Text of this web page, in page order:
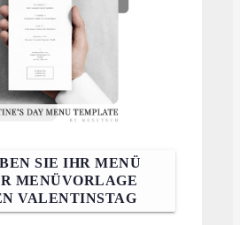
SIE IHR MENÜ
MENÜVORLAGE
VALENTINSTAG